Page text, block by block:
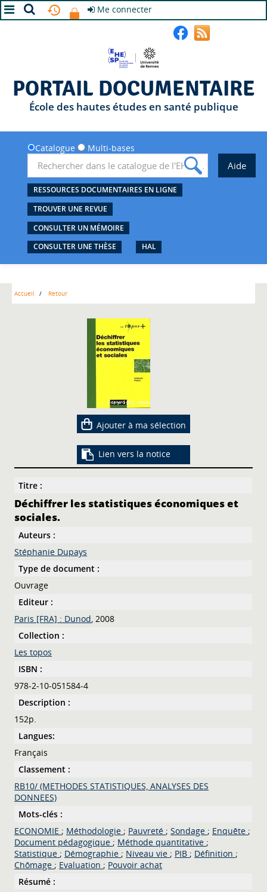
Me connecter
PORTAIL DOCUMENTAIRE
École des hautes études en santé publique
Catalogue Multi-bases
RESSOURCES DOCUMENTAIRES EN LIGNE
TROUVER UNE REVUE
CONSULTER UN MÉMOIRE
CONSULTER UNE THÈSE
HAL
Accueil Retour
Ajouter à ma sélection
Lien vers la notice
Titre :
Déchiffrer les statistiques économiques et
sociales.
Auteurs :
Stéphanie Dupays
Type de document :
Ouvrage
Editeur :
Paris [FRA] : Dunod, 2008
Collection :
Les topos
ISBN :
978-2-10-051584-4
Description :
152p.
Langues:
Français
Classement :
RB10/ (METHODES STATISTIQUES, ANALYSES DES
DONNEES)
Mots-clés :
ECONOMIE ; Méthodologie ; Pauvreté ; Sondage ; Enquête ;
Document pédagogique ; Méthode quantitative ;
Statistique ; Démographie ; Niveau vie ; PIB ; Définition ;
Chômage ; Evaluation ; Pouvoir achat
Résumé :